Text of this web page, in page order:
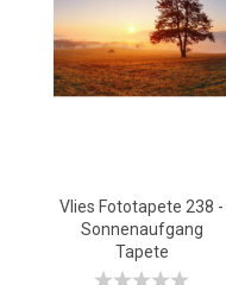
Vlies Fototapete 238 -
Sonnenaufgang
Tapete
Sonnenaufgang Baum